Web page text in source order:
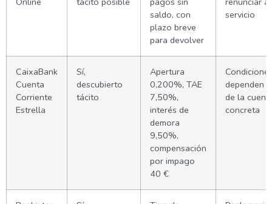
saldo, con
plazo breve
para devolver
servicio
CaixaBank
Cuenta
Corriente
Estrella
Sí,
descubierto
tácito
Apertura
0,200%, TAE
7,50%,
interés de
demora
9,50%,
compensación
por impago
40 €
dependen
de la
concreta